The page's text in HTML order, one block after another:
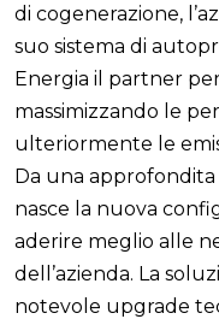
di cogenerazione,
suo sistema di
Energia il partner
massimizzando le
ulteriormente le
Da una
nasce la nuova
aderire meglio alle
dell’azienda. La
notevole upgrade